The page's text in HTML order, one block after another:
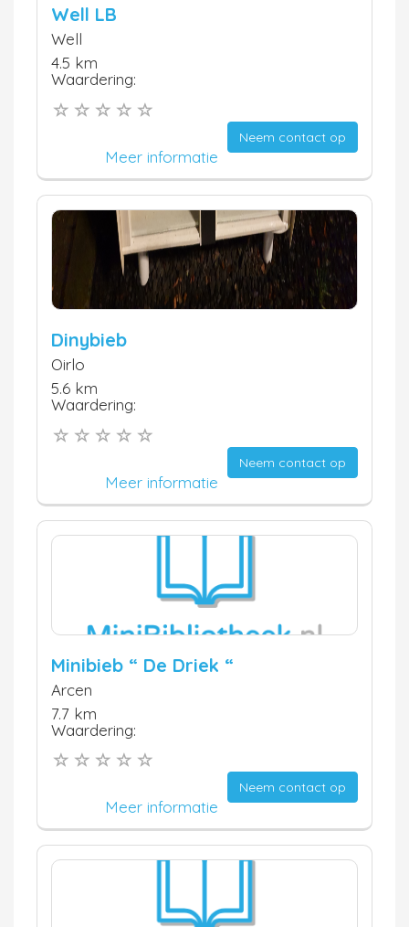
Well LB
Well
4.5 km
Waardering:
Neem contact op
Meer informatie
Dinybieb
Oirlo
5.6 km
Waardering:
Neem contact op
Meer informatie
Minibieb “ De Driek “
Arcen
7.7 km
Waardering:
Neem contact op
Meer informatie